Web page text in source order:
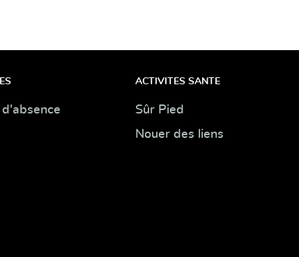
d'absence
ACTIVITES SANTE
Sûr Pied
Nouer des liens